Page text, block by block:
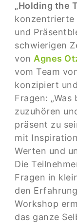
„Holding the
konzentrierte
und
schwierigen
vonAgnes
vom Team
konzipiert
Fragen:
zuzuhören
präsent zu
mit
Werten und
Die
Fragen in
den
Workshop
das ganze